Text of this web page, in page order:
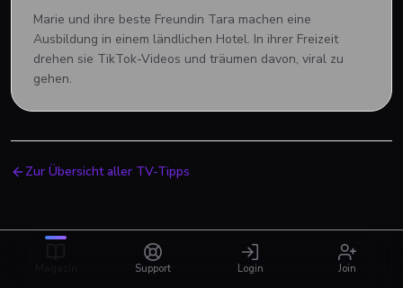
Marie und ihre beste Freundin Tara machen eine
Ausbildung in einem ländlichen Hotel. In ihrer Freizeit
drehen sie TikTok-Videos und träumen davon, viral zu
gehen.
Zur Übersicht aller TV-Tipps
Support Login Join